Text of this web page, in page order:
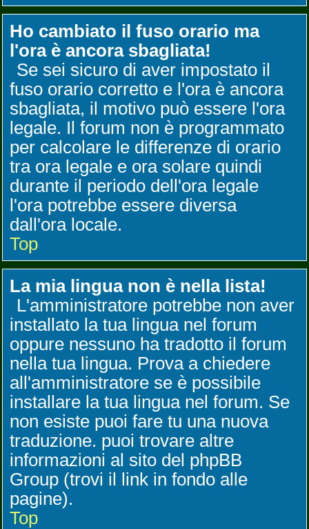
Ho cambiato il fuso orario ma
l'ora è ancora sbagliata!
Se sei sicuro di aver impostato il
fuso orario corretto e l'ora è ancora
sbagliata, il motivo può essere l'ora
legale. Il forum non è programmato
per calcolare le differenze di orario
tra ora legale e ora solare quindi
durante il periodo dell'ora legale
l'ora potrebbe essere diversa
dall'ora locale.
Top
La mia lingua non è nella lista!
L'amministratore potrebbe non aver
installato la tua lingua nel forum
oppure nessuno ha tradotto il forum
nella tua lingua. Prova a chiedere
all'amministratore se è possibile
installare la tua lingua nel forum. Se
non esiste puoi fare tu una nuova
traduzione. puoi trovare altre
informazioni al sito del phpBB
Group (trovi il link in fondo alle
pagine).
Top